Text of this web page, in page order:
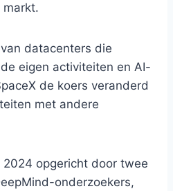
markt.
datacenters die
eigen activiteiten en AI-
de koers veranderd
met andere
opgericht door twee
onderzoekers,